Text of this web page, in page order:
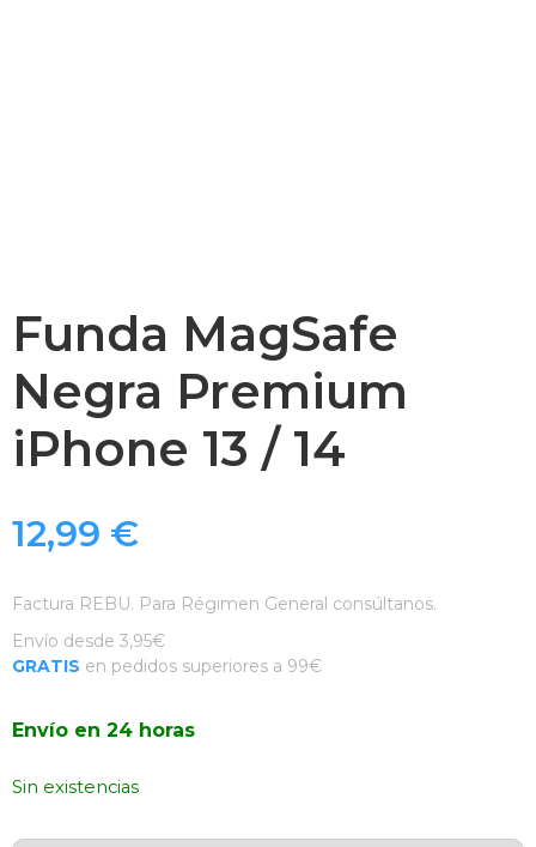
Funda MagSafe
Negra Premium
iPhone 13 / 14
12,99 €
Factura REBU. Para Régimen General consúltanos.
Envío desde 3,95€
GRATIS en pedidos superiores a 99€
Envío en 24 horas
Sin existencias